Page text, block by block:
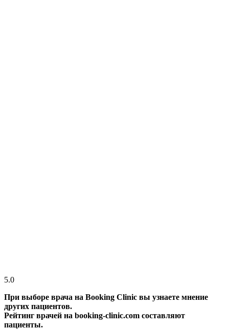
5.0
При выборе врача на Booking Clinic вы узнаете мнение
других пациентов.
Рейтинг врачей на booking-clinic.com составляют
пациенты.